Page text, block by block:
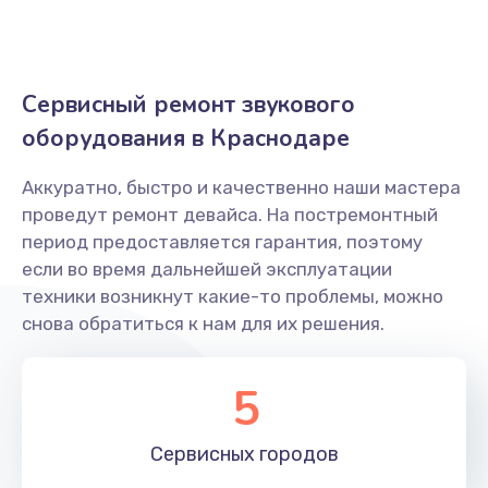
2500 руб.
Заказать
Замена экрана (дисплея управления)
2400 руб.
Заказать
Обновление ПО
Заказать
Замена разъема питания
Сервисный ремонт звукового
оборудования в Краснодаре
Аккуратно, быстро и качественно наши мастера
проведут ремонт девайса. На постремонтный
период предоставляется гарантия, поэтому
если во время дальнейшей эксплуатации
техники возникнут какие-то проблемы, можно
снова обратиться к нам для их решения.
5
Сервисных городов